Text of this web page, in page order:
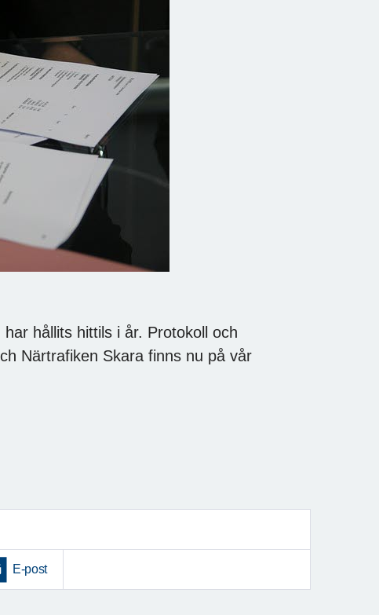
hållits hittils i år. Protokoll och
Närtrafiken Skara finns nu på vår
E-post